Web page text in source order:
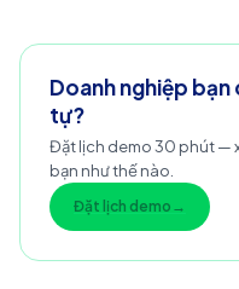
Doanh nghiệp
tự?
Đặt lịch demo 30 phút —
bạn như thế nào.
Đặt lịch demo →